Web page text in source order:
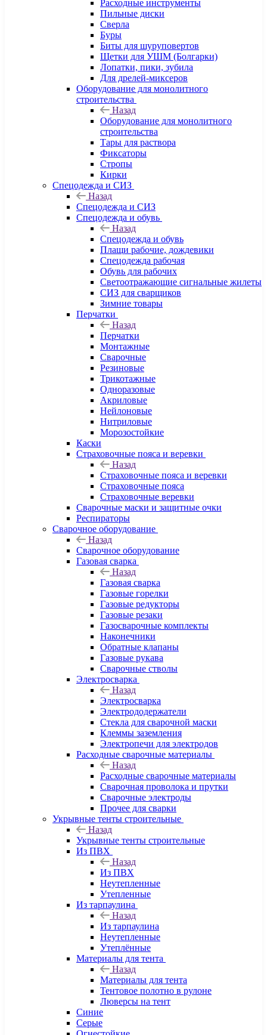
Расходные инструменты
Пильные диски
Сверла
Буры
Биты для шуруповертов
Щетки для УШМ (Болгарки)
Лопатки, пики, зубила
Для дрелей-миксеров
Оборудование для монолитного
строительства
Назад
Оборудование для монолитного
строительства
Тары для раствора
Фиксаторы
Стропы
Кирки
Спецодежда и СИЗ
Назад
Спецодежда и СИЗ
Спецодежда и обувь
Назад
Спецодежда и обувь
Плащи рабочие, дождевики
Спецодежда рабочая
Обувь для рабочих
Светоотражающие сигнальные жилеты
СИЗ для сварщиков
Зимние товары
Перчатки
Назад
Перчатки
Монтажные
Сварочные
Резиновые
Трикотажные
Одноразовые
Акриловые
Нейлоновые
Нитриловые
Морозостойкие
Каски
Страховочные пояса и веревки
Назад
Страховочные пояса и веревки
Страховочные пояса
Страховочные веревки
Сварочные маски и защитные очки
Респираторы
Сварочное оборудование
Назад
Сварочное оборудование
Газовая сварка
Назад
Газовая сварка
Газовые горелки
Газовые редукторы
Газовые резаки
Газосварочные комплекты
Наконечники
Обратные клапаны
Газовые рукава
Сварочные стволы
Электросварка
Назад
Электросварка
Электрододержатели
Стекла для сварочной маски
Клеммы заземления
Электропечи для электродов
Расходные сварочные материалы
Назад
Расходные сварочные материалы
Сварочная проволока и прутки
Сварочные электроды
Прочее для сварки
Укрывные тенты строительные
Назад
Укрывные тенты строительные
Из ПВХ
Назад
Из ПВХ
Неутепленные
Утепленные
Из тарпаулина
Назад
Из тарпаулина
Неутепленные
Утеплённые
Материалы для тента
Назад
Материалы для тента
Тентовое полотно в рулоне
Люверсы на тент
Синие
Серые